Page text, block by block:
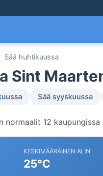
Sää huhtikuussa
Sint
Sää syyskuussa
normaalit 12 kaupungissa
KESKIMÄÄRÄINEN ALIN
25°C